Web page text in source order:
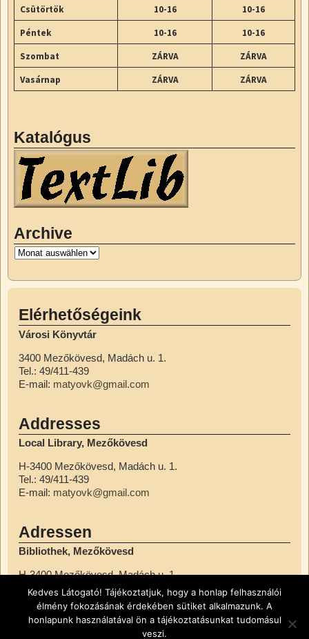
Csütörtök
10-16
10-16
Péntek
10-16
10-16
Szombat
ZÁRVA
ZÁRVA
Vasárnap
ZÁRVA ZÁRVA
Katalógus
Archive
Elérhetőségeink
Városi Könyvtár
3400 Mezőkövesd, Madách u. 1.
Tel.: 49/411-439
E-mail: matyovk@gmail.com
Addresses
Local Library, Mezőkövesd
H-3400 Mezőkövesd, Madách u. 1.
Tel.: 49/411-439
E-mail: matyovk@gmail.com
Adressen
Bibliothek, Mezőkövesd
H-3400 Mezőkövesd, Madách u. 1.
Tel.: 49/411-439
E-mail: matyovk@gmail.com
Kedves Látogató! Tájékoztatjuk, hogy a honlap felhasználói
élmény fokozásának érdekében sütiket alkalmazunk. A
honlapunk használatával ön a tájékoztatásunkat tudomásul
veszi.